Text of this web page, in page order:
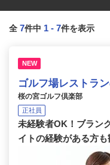
全 7件中 1 - 7件を表示
NEW
ゴルフ場レストラ
桜の宮ゴルフ倶楽部
正社員
未経験者OK！ブラン
イトの経験がある方も